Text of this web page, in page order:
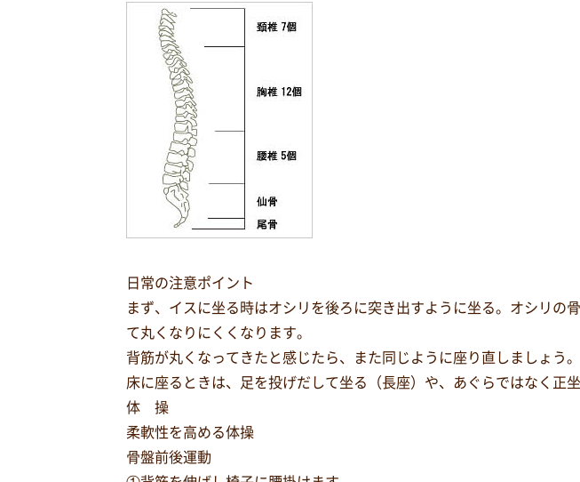
日常の注意ポイント
まず、イスに坐る時はオシリを後ろに突き出すように坐る。オシリ
て丸くなりにくくなります。
背筋が丸くなってきたと感じたら、また同じように座り直しましょう。
床に座るときは、足を投げだして坐る（長座）や、あぐらではなく正
体 操
柔軟性を高める体操
骨盤前後運動